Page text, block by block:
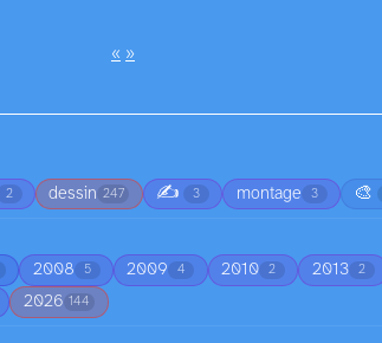
« »
2 dessin 247 ✍️ 3 montage 3 🎨
2008 5 2009 4 2010 2 2013 2
2026 144